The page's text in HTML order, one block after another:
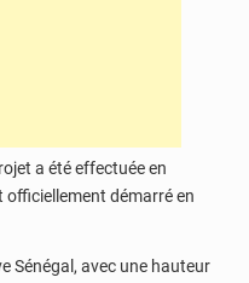
a été effectuée en
démarré en
Sénégal, avec une hauteur